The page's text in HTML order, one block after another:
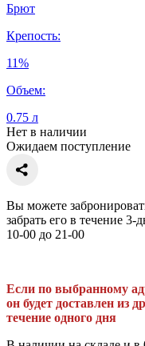
Брют
Крепость:
11%
Объем:
0.75 л
Нет в наличии
Ожидаем поступление
Вы можете
забрать его в течение
10-00 до 21-00
Если по выбранному
он будет доставлен из
течение одного дня